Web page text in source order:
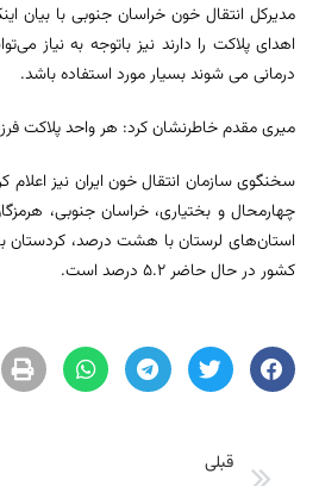
مدیرکل انتقال خون خراسان جنوبی با بیان
اهدای پلاکت را دارند نیز باتوجه به نیاز
درمانی می شوند بسیار مورد استفاده باشد.
میری مقدم خاطرنشان کرد: هر واحد پلاکت فرزیس می‌تواند به اندازه ۶ تا ۷ واحد پلاکت
چهارمحال و بختیاری، خراسان جنوبی،
استان‌های لرستان با هشت درصد،
کشور در حال حاضر ۵.۲ درصد است.
قبلی